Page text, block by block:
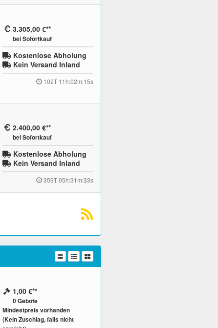
3.305,00 €
bei Sofortkauf
Kostenlose Abholung
Kein Versand Inland
102T 11h:02m:14s
2.400,00 €
bei Sofortkauf
Kostenlose Abholung
Kein Versand Inland
359T 05h:31m:32s
1,00 €
0Gebote
Mindestpreis vorhanden
(Kein Zuschlag, falls nicht